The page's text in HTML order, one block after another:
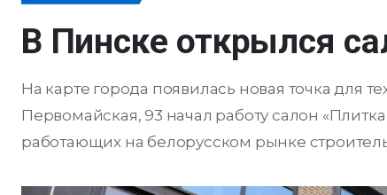
В Пинске открылся
На карте города появилась новая точка для
Первомайская, 93 начал работу салон
работающих на белорусском рынке